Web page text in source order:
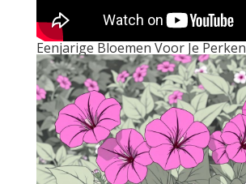
Eenjarige Bloemen Voor Je Perken